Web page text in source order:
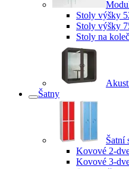
Stoly výšky
Stoly výšky
Stoly na
Šatny
Šatní
Kovové 2-
Kovové 3-